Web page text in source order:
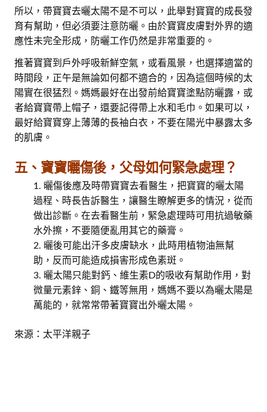
所以，帶寶寶去曬太陽不是不可以，此舉對寶寶的成長發
育有幫助，但必須要注意防曬。由於寶寶皮膚對外界的適
應性未完全形成，防曬工作仍然是非常重要的。
推著寶寶到戶外呼吸新鮮空氣，或看風景，也選擇適當的
時間段，正午是無論如何都不適合的，因為這個時候的太
陽實在很猛烈。媽媽最好在出發前給寶寶塗點防曬露，或
者給寶寶帶上帽子，還要記得帶上水和毛巾。如果可以，
最好給寶寶穿上薄薄的長袖白衣，不要在陽光中暴露太多
的肌膚。
五、寶寶曬傷後，父母如何緊急處理？
曬傷後應及時帶寶寶去看醫生，把寶寶的曬太陽
過程、時長告訴醫生，讓醫生瞭解更多的情況，從而
做出診斷。在去看醫生前，緊急處理時可用抗過敏藥
水外擦，不要隨便亂用其它的藥膏。
曬後可能出汗多皮膚缺水，此時用植物油無幫
助，反而可能造成損害形成色素斑。
曬太陽只能對鈣、維生素D的吸收有幫助作用，對
微量元素鋅、銅、鐵等無用，媽媽不要以為曬太陽是
萬能的，就常常帶著寶寶出外曬太陽。
來源：太平洋親子